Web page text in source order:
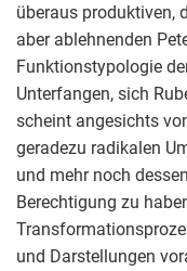
überaus produktiven,
aber ablehnenden
Funktionstypologie
Unterfangen, sich
scheint angesichts
geradezu radikalen
und mehr noch
Berechtigung zu
und Darstellungen